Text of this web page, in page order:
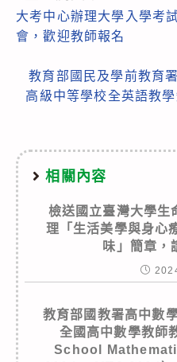
more
大考中心辦理大學入學考
會，歡迎教師報名
教育部國民及學前教育
高級中等學校全英語教
相關內容
檢送國立臺灣大學生
理「生活美學與身心
味」簡章，
教育部國教署高中數
全國高中數學教師
School